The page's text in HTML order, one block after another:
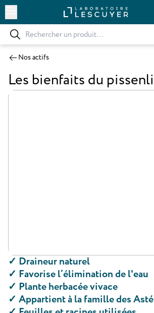
Nos actifs
Les bienfaits du
✓ Draineur naturel
✓ Favorise l’élimination de l'eau
✓ Plante herbacée vivace
✓ Appartient à la famille des